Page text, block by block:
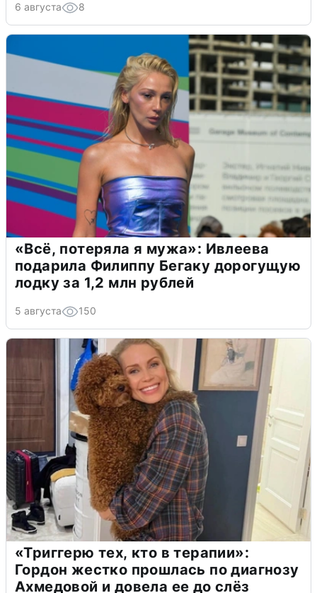
6 августа 8
«Всё, потеряла я мужа»: Ивлеева
подарила Филиппу Бегаку дорогущую
лодку за 1,2 млн рублей
5 августа 150
«Триггерю тех, кто в терапии»:
Гордон жестко прошлась по диагнозу
Ахмедовой и довела ее до слёз